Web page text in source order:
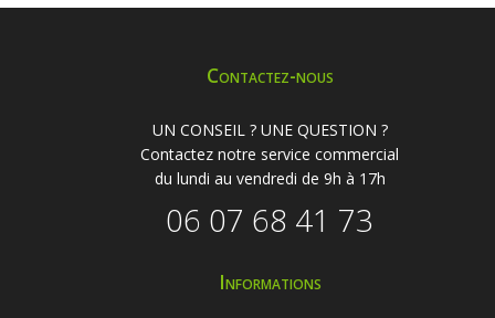
Contactez-nous
UN CONSEIL ? UNE QUESTION ?
Contactez notre service commercial
du lundi au vendredi de 9h à 17h
06 07 68 41 73
Informations